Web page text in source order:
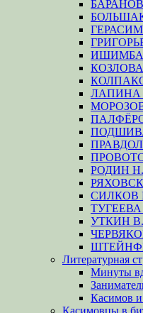
БАРАНОВ
КОЗЛОВА
ЛАПИНА
РОДИН
СИЛКОВ
УТКИН
Литературная
Минуты
Касимов
Касимовцы в